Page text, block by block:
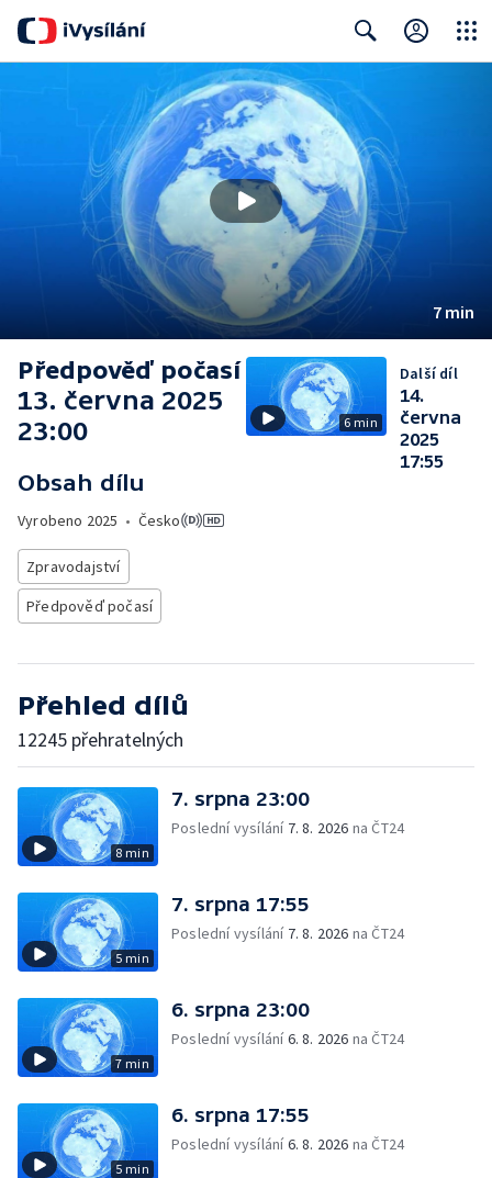
7 min
Předpověď počasí
13. června 2025
23:00
Obsah dílu
Vyrobeno 2025 • Česko
Zpravodajství
Předpověď počasí
6 min
Další díl
14.
června
2025
17:55
Přehled dílů
12245 přehratelných
8 min
7. srpna 23:00
Poslední vysílání 7. 8. 2026 na ČT24
5 min
7. srpna 17:55
Poslední vysílání 7. 8. 2026 na ČT24
7 min
6. srpna 23:00
Poslední vysílání6. 8. 2026 na ČT24
5 min
6. srpna 17:55
Poslední vysílání6. 8. 2026 na ČT24